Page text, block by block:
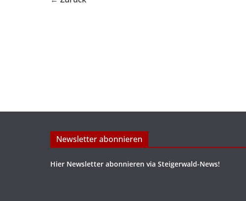
Newsletter abonnieren
Hier Newsletter abonnieren via Steigerwald-News!